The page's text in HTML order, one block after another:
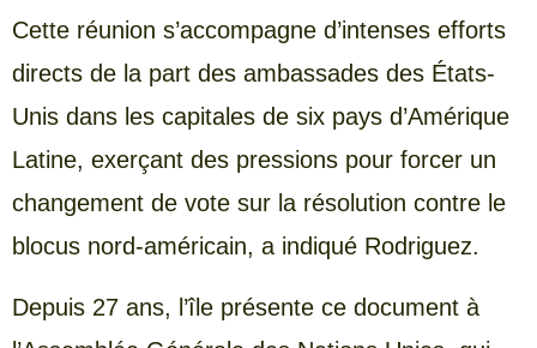
Cette réunion s’accompagne d’intenses efforts
directs de la part des ambassades des États-
Unis dans les capitales de six pays d’Amérique
Latine, exerçant des pressions pour forcer un
changement de vote sur la résolution contre le
blocus nord-américain, a indiqué Rodriguez.
Depuis 27 ans, l’île présente ce document à